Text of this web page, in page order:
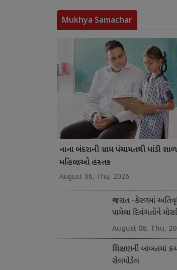
Mukhya Samachar
નાના બંદરાની ગ્રામ પંચાયતથી માંડી
મહિલાઓ હસ્તક
August 06, Thu, 2026
ગુજરાત -કેરળમાં
પામેલા દિવંગતોને
અને સહાય
August 06, Thu,
શિક્ષણની બાબતમાં
રોલમોડેલ